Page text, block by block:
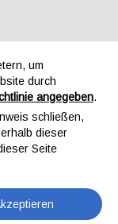
um
durch
angegeben.
schließen,
dieser
Seite